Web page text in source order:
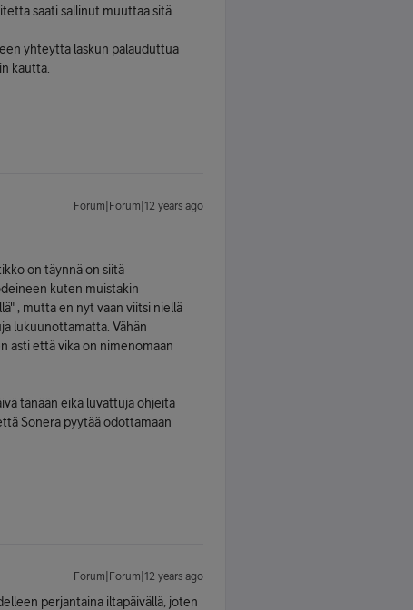
saati sallinut muuttaa sitä.
yhteyttä laskun palauduttua
kautta.
Forum|Forum|12 years ago
on täynnä on siitä
kuten muistakin
, mutta en nyt vaan viitsi niellä
lukuunottamatta. Vähän
asti että vika on nimenomaan
tänään eikä luvattuja ohjeita
Sonera pyytää odottamaan
Forum|Forum|12 years ago
perjantaina iltapäivällä, joten